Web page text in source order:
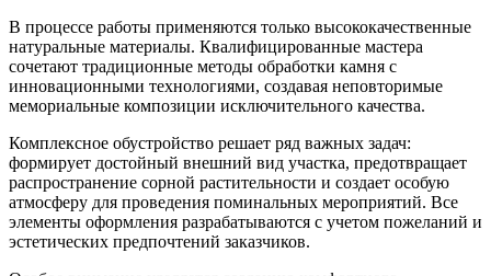
В процессе работы применяются только высококачественные
натуральные материалы. Квалифицированные мастера
сочетают традиционные методы обработки камня с
инновационными технологиями, создавая неповторимые
мемориальные композиции исключительного качества.
Комплексное обустройство решает ряд важных задач:
формирует достойный внешний вид участка, предотвращает
распространение сорной растительности и создает особую
атмосферу для проведения поминальных мероприятий. Все
элементы оформления разрабатываются с учетом пожеланий и
эстетических предпочтений заказчиков.